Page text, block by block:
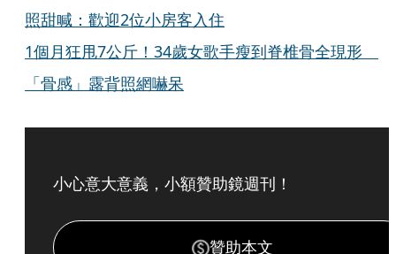
照甜喊：歡迎2位小房客入住
1個月狂甩7公斤！34歲女歌手瘦到脊椎骨全現形
「骨感」露背照網嚇呆
小心意大意義，小額贊助鏡週刊！
贊助本文